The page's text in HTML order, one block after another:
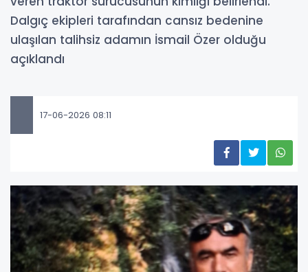
Dalgıç ekipleri tarafından cansız bedenine
ulaşılan talihsiz adamın İsmail Özer olduğu
açıklandı
17-06-2026 08:11